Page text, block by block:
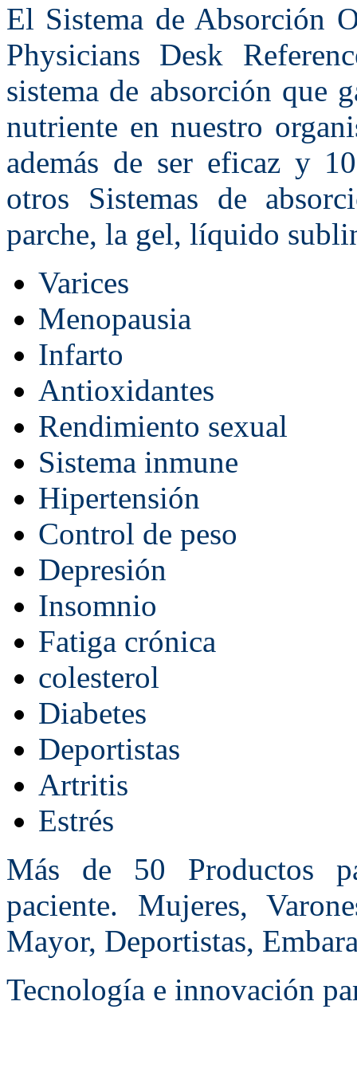
El Sistema de Absorción
Physicians Desk
sistema de absorción que
nutriente en nuestro
además de ser eficaz y
otros Sistemas de
parche, la gel, líquido
Varices
Menopausia
Infarto
Antioxidantes
Rendimiento sexual
Sistema inmune
Hipertensión
Control de peso
Depresión
Insomnio
Fatiga crónica
colesterol
Diabetes
Deportistas
Artritis
Estrés
Más de 50 Productos
paciente. Mujeres,
Mayor, Deportistas,
Tecnología e innovación